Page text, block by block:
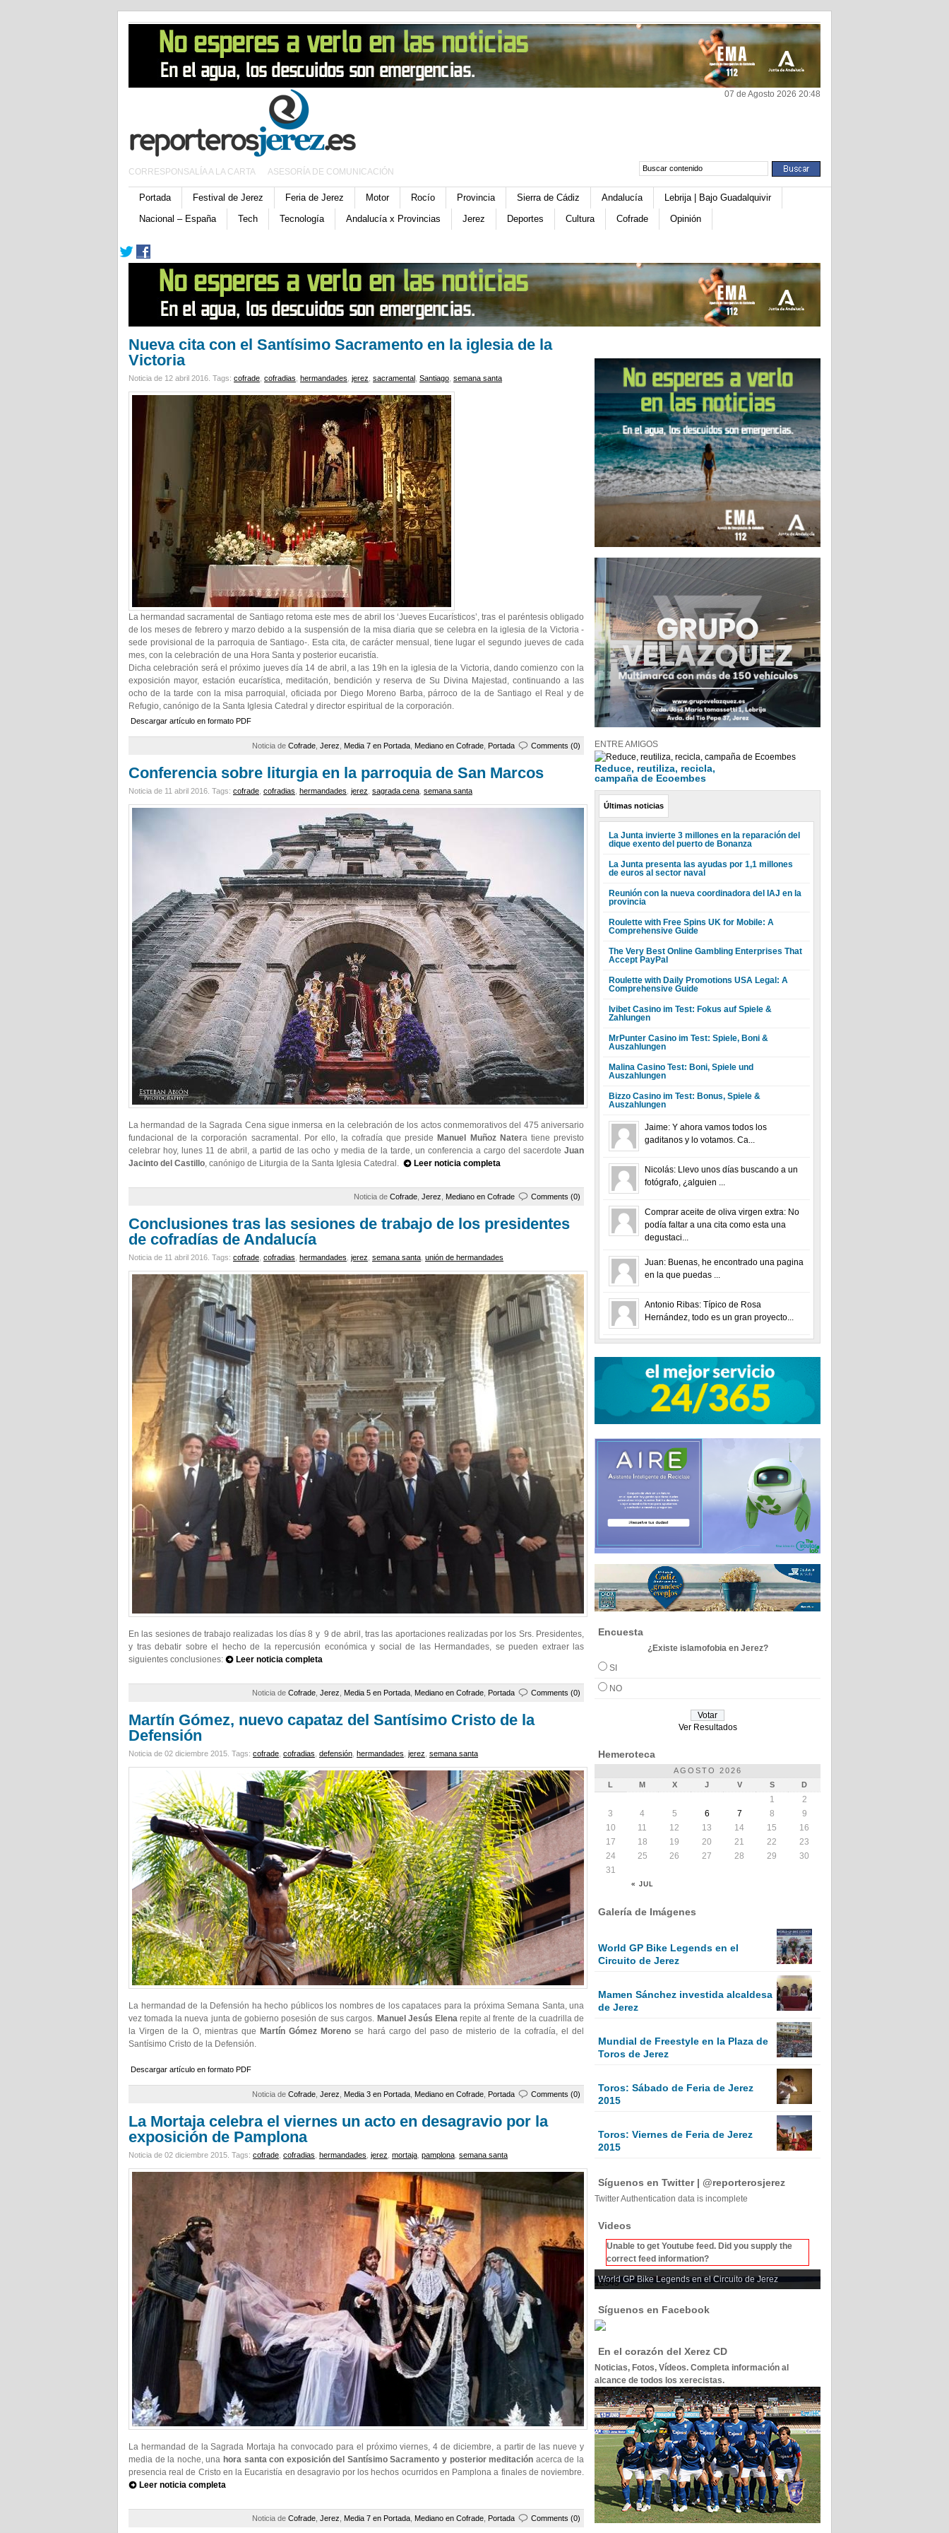
07 de Agosto 2026 20:48
CORRESPONSALÍA A LA CARTA ASESORÍA DE COMUNICACIÓN
Portada Festival de Jerez Feria de Jerez Motor Rocío Provincia Sierra de Cádiz Andalucía
Lebrija | Bajo Guadalquivir
Nacional – España
Tech Tecnología Andalucía x Provincias Jerez Deportes Cultura Cofrade Opinión
Nueva cita con el Santísimo Sacramento en la iglesia de la
Victoria
Noticia de 12 abril 2016. Tags: cofrade cofradias hermandades jerez sacramental Santiago semana santa
La hermandad sacramental de Santiago retoma este mes de abril los ‘Jueves Eucarísticos’, tras el paréntesis obligado
de los meses de febrero y marzo debido a la suspensión de la misa diaria que se celebra en la iglesia de la Victoria -
sede provisional de la parroquia de Santiago-. Esta cita, de carácter mensual, tiene lugar el segundo jueves de cada
mes, con la celebración de una Hora Santa y posterior eucaristía.
Dicha celebración será el próximo jueves día 14 de abril, a las 19h en la iglesia de la Victoria, dando comienzo con la
exposición mayor, estación eucarística, meditación, bendición y reserva de Su Divina Majestad, continuando a las
ocho de la tarde con la misa parroquial, oficiada por Diego Moreno Barba, párroco de la de Santiago el Real y de
Refugio, canónigo de la Santa Iglesia Catedral y director espiritual de la corporación.
Descargar artículo en formato PDF
Noticia de Cofrade Jerez Media 7 en Portada Mediano en Cofrade Portada Comments (0)
Conferencia sobre liturgia en la parroquia de San Marcos
Noticia de 11 abril 2016. Tags: cofrade cofradias hermandades jerez sagrada cena semana santa
La hermandad de la Sagrada Cena sigue inmersa en la celebración de los actos conmemorativos del 475 aniversario
fundacional de la corporación sacramental. Por ello, la cofradía que preside Manuel Muñoz Natera tiene previsto
celebrar hoy, lunes 11 de abril, a partid de las ocho y media de la tarde, un conferencia a cargo del sacerdote Juan
Jacinto del Castillo, canónigo de Liturgia de la Santa Iglesia Catedral. Leer noticia completa
Noticia de Cofrade Jerez Mediano en Cofrade Comments (0)
Conclusiones tras las sesiones de trabajo de los presidentes
de cofradías de Andalucía
Noticia de 11 abril 2016. Tags: cofrade cofradias hermandades jerez semana santa unión de hermandades
En las sesiones de trabajo realizadas los días 8 y 9 de abril, tras las aportaciones realizadas por los Srs. Presidentes,
y tras debatir sobre el hecho de la repercusión económica y social de las Hermandades, se pueden extraer las
siguientes conclusiones:
Leer noticia completa
Noticia de Cofrade Jerez Media 5 en Portada Mediano en Cofrade Portada Comments (0)
Martín Gómez, nuevo capataz del Santísimo Cristo de la
Defensión
Noticia de 02 diciembre 2015. Tags: cofrade cofradias defensión hermandades jerez semana santa
La hermandad de la Defensión ha hecho públicos los nombres de los capataces para la próxima Semana Santa, una
vez tomada la nueva junta de gobierno posesión de sus cargos. Manuel Jesús Elenarepite al frente de la cuadrilla de
la Virgen de la O, mientras que Martín Gómez Moreno se hará cargo del paso de misterio de la cofradía, el del
Santísimo Cristo de la Defensión.
Descargar artículo en formato PDF
Noticia de Cofrade Jerez Media 3 en Portada Mediano en Cofrade Portada Comments (0)
La Mortaja celebra el viernes un acto en desagravio por la
exposición de Pamplona
Noticia de 02 diciembre 2015. Tags: cofrade cofradias hermandades jerez mortaja pamplona semana santa
La hermandad de la Sagrada Mortaja ha convocado para el próximo viernes, 4 de diciembre, a partir de las nueve y
media de la noche, una hora santa con exposición del Santísimo Sacramento y posterior meditación acerca de la
presencia real de Cristo en la Eucaristía en desagravio por los hechos ocurridos en Pamplona a finales de noviembre.
Leer noticia completa
Noticia de Cofrade Jerez Media 7 en Portada Mediano en Cofrade Portada Comments (0)
ENTRE AMIGOS
Reduce, reutiliza, recicla,
campaña de Ecoembes
Últimas noticias
La Junta invierte 3 millones en la reparación del
dique exento del puerto de Bonanza
La Junta presenta las ayudas por 1,1 millones
de euros al sector naval
Reunión con la nueva coordinadora del IAJ en la
provincia
Roulette with Free Spins UK for Mobile: A
Comprehensive Guide
The Very Best Online Gambling Enterprises That
Accept PayPal
Roulette with Daily Promotions USA Legal: A
Comprehensive Guide
Ivibet Casino im Test: Fokus auf Spiele &
Zahlungen
MrPunter Casino im Test: Spiele, Boni &
Auszahlungen
Malina Casino Test: Boni, Spiele und
Auszahlungen
Bizzo Casino im Test: Bonus, Spiele &
Auszahlungen
Jaime: Y ahora vamos todos los
gaditanos y lo votamos. Ca...
Nicolás: Llevo unos días buscando a un
fotógrafo, ¿alguien ...
Comprar aceite de oliva virgen extra: No
podía faltar a una cita como esta una
degustaci...
Juan: Buenas, he encontrado una pagina
en la que puedas ...
Antonio Ribas: Típico de Rosa
Hernández, todo es un gran proyecto...
Encuesta
¿Existe islamofobia en Jerez?
SI
NO
Ver Resultados
Hemeroteca
AGOSTO 2026
L
M X J V S D
« JUL
1
2
3
4 5 6 7 8
9
10
11 12 13 14 15
16
17
18 19 20 21 22
23
24
25 26 27 28 29
30
31
Galería de Imágenes
World GP Bike Legends en el
Circuito de Jerez
Mamen Sánchez investida alcaldesa
de Jerez
Mundial de Freestyle en la Plaza de
Toros de Jerez
Toros: Sábado de Feria de Jerez
2015
Toros: Viernes de Feria de Jerez
2015
Síguenos en Twitter | @reporterosjerez
Twitter Authentication data is incomplete
Videos
Unable to get Youtube feed. Did you supply the
correct feed information?
World GP Bike Legends en el Circuito de Jerez
12345
Síguenos en Facebook
En el corazón del Xerez CD
Noticias, Fotos, Vídeos. Completa información al
alcance de todos los xerecistas.